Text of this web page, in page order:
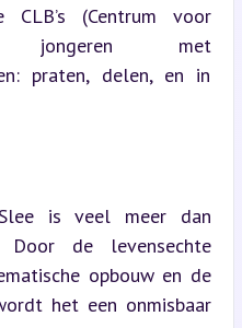
CLB’s (Centrum voor
jongeren met
praten, delen, en in
is veel meer dan
Door de levensechte
opbouw en de
het een onmisbaar